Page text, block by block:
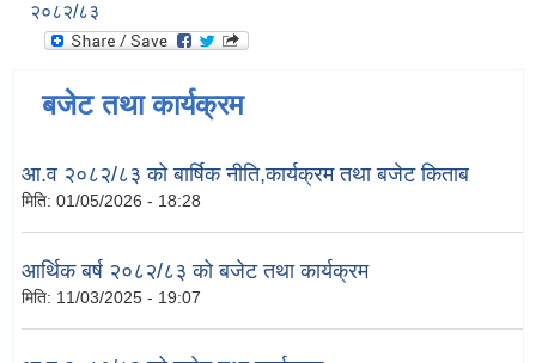
२०८२/८३
बजेट तथा कार्यक्रम
आ.व २०८२/८३ को बार्षिक नीति,कार्यक्रम तथा बजेट किताब
मिति: 01/05/2026 - 18:28
आर्थिक बर्ष २०८२/८३ को बजेट तथा कार्यक्रम
मिति: 11/03/2025 - 19:07